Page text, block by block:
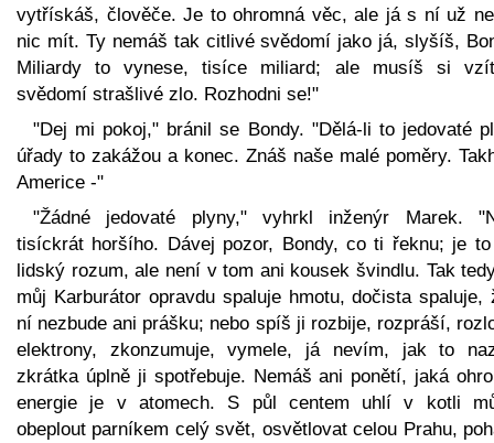
vytřískáš, člověče. Je to ohromná věc, ale já s ní už
nic mít. Ty nemáš tak citlivé svědomí jako já, slyšíš,
Miliardy to vynese, tisíce miliard; ale musíš si
svědomí strašlivé zlo. Rozhodni se!"
"Dej mi pokoj," bránil se Bondy. "Dělá-li to jedovaté
úřady to zakážou a konec. Znáš naše malé poměry.
Americe -"
"Žádné jedovaté plyny," vyhrkl inženýr Marek.
tisíckrát horšího. Dávej pozor, Bondy, co ti řeknu; je to
lidský rozum, ale není v tom ani kousek švindlu. Tak
můj Karburátor opravdu spaluje hmotu, dočista spaluje,
ní nezbude ani prášku; nebo spíš ji rozbije, rozpráší,
elektrony, zkonzumuje, vymele, já nevím, jak to
zkrátka úplně ji spotřebuje. Nemáš ani ponětí, jaká
energie je v atomech. S půl centem uhlí v kotli
obeplout parníkem celý svět, osvětlovat celou Prahu,